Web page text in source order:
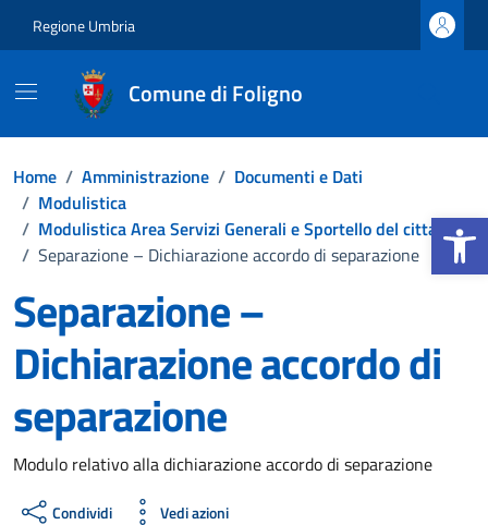
Apri la
Regione Umbria
Comune di Foligno
Home / Amministrazione / Documenti e Dati
/ Modulistica
/ Modulistica Area Servizi Generali e Sportello del cittadino
/ Separazione – Dichiarazione accordo di separazione
Separazione –
Dichiarazione accordo di
separazione
Dettagli del documento
Modulo relativo alla dichiarazione accordo di separazione
Condividi Vedi azioni